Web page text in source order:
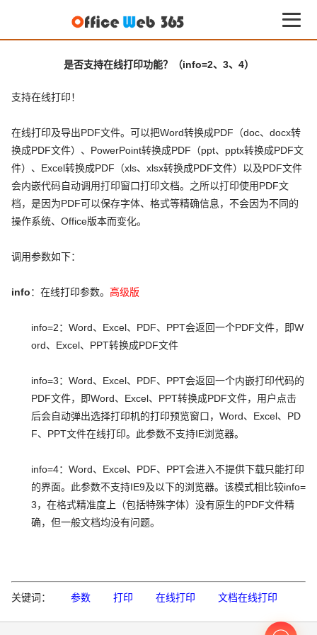
是否支持在线打印功能？（info=2、3、4）
支持在线打印！
在线打印及导出PDF文件。可以把Word转换成PDF（doc、docx转
换成PDF文件）、PowerPoint转换成PDF（ppt、pptx转换成PDF文
件）、Excel转换成PDF（xls、xlsx转换成PDF文件）以及PDF文件
会内嵌代码自动调用打印窗口打印文档。之所以打印使用PDF文
档，是因为PDF可以保存字体、格式等精确信息，不会因为不同的
操作系统、Office版本而变化。
调用参数如下：
info：在线打印参数。 高级版
info=2：Word、Excel、PDF、PPT会返回一个PDF文件，即W
ord、Excel、PPT转换成PDF文件
info=3：Word、Excel、PDF、PPT会返回一个内嵌打印代码的
PDF文件，即Word、Excel、PPT转换成PDF文件，用户点击
后会自动弹出选择打印机的打印预览窗口，Word、Excel、PD
F、PPT文件在线打印。此参数不支持IE浏览器。
info=4：Word、Excel、PDF、PPT会进入不提供下载只能打印
的界面。此参数不支持IE9及以下的浏览器。该模式相比较info=
3，在格式精准度上（包括特殊字体）没有原生的PDF文件精
确，但一般文档均没有问题。
关键词： 参数 打印 在线打印 文档在线打印